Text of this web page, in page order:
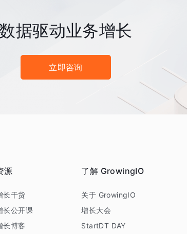
据驱动业务增长
立即咨询
源
长干货
长公开课
长博客
了解 GrowingIO
关于 GrowingIO
增长大会
StartDT DAY